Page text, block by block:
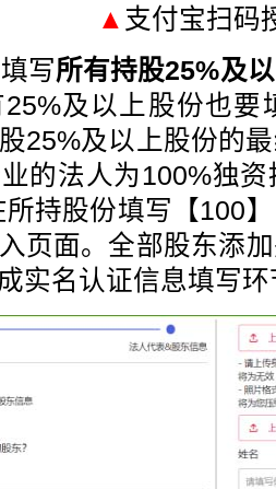
▲ 支付宝扫码
写所有持股25%及
及以上股份也要
25%及以上股份的
的法人为100%独
持股份填写【100
页面。全部股东添
实名认证信息填写